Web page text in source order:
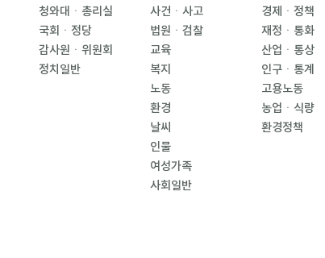
청와대ㆍ총리실
국회ㆍ정당
감사원ㆍ위원회
정치일반
사건ㆍ사고
법원ㆍ검찰
교육
복지
노동
환경
날씨
인물
여성가족
사회일반
경제ㆍ정책
재정ㆍ통화
산업ㆍ통상
인구ㆍ통계
고용노동
농업ㆍ식량
환경정책